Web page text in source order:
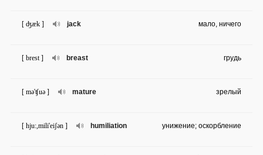
jack
[ ʤæk ] мало, ничего
breast
[ brest ] грудь
mature
[ mə'ʧuə ] зрелый
humiliation
[ hju:,mili'eiʃən ] унижение; оскорбление